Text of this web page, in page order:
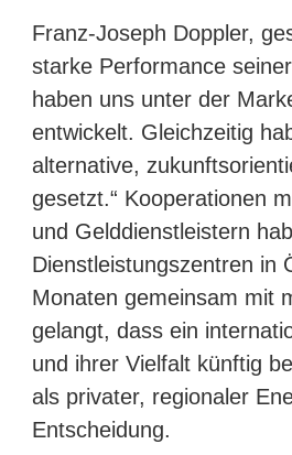
Franz-Joseph Doppler,
starke Performance
haben uns unter der
entwickelt. Gleichzeitig
alternative,
gesetzt.“ Kooperationen
und Gelddienstleistern
Dienstleistungszentren in
Monaten gemeinsam mit
gelangt, dass ein
und ihrer Vielfalt künftig
als privater, regionaler
Entscheidung.